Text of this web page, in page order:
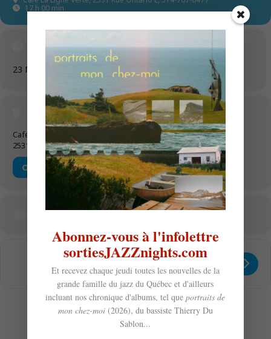
17 h 00 min - 23 h 59 min
Time
23 Mai 2026 17 h 00 min 23 h 59 min (GMT+00:00)
Location
Café La Ligne Verte
2531 Rue Ontario E, 514-767-0477
OTHER EVENTS
Directions
Address - Trio Nossa Nova avec
Destination Address - Trio
Abonnez-vous à l'infolettre
sortiesJAZZnights.com
Et recevez chaque jeudi toutes les nouvelles de la
grande famille du jazz du Québec et d'ailleurs
incluant nos chronique d'albums, tel queportraits de
mon chez-moi (2026), du bassiste Thierry Du
Sablon...